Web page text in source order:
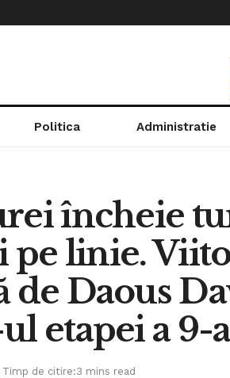
Politica Administratie
încheie
pe linie.
de Daous
etapei a 9-a
Timp de citire:3 mins read